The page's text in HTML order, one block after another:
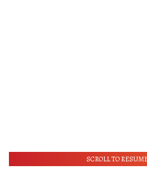
SCROLL TO